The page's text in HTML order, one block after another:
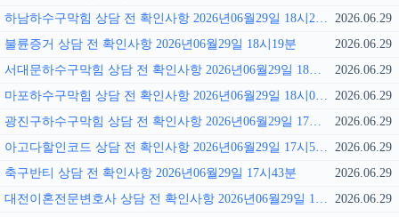
하남하수구막힘 상담 전 확인사항 2026년06월29일 18시26분 2026.06.29
불륜증거 상담 전 확인사항 2026년06월29일 18시19분
2026.06.29
서대문하수구막힘 상담 전 확인사항 2026년06월29일 18시12분
2026.06.29
마포하수구막힘 상담 전 확인사항 2026년06월29일 18시05분 2026.06.29
광진구하수구막힘 상담 전 확인사항 2026년06월29일 17시57분
2026.06.29
아고다할인코드 상담 전 확인사항 2026년06월29일 17시50분 2026.06.29
축구반티 상담 전 확인사항 2026년06월29일 17시43분
2026.06.29
대전이혼전문변호사 상담 전 확인사항 2026년06월29일 17시36분 2026.06.29